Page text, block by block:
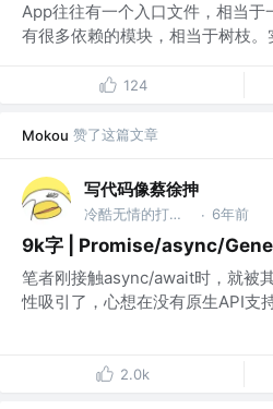
App往往有一个入口文件，相当于
有很多依赖的模块，相当于树枝。
124
Mokou 赞了这篇文章
写代码像蔡徐抻
冷酷无情的打码机器 @腾讯 · 6年前
9k字 | Promise/async/
笔者刚接触async/await时，就被
性吸引了，心想在没有原生API支
2.0k